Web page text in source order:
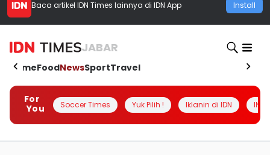
Baca artikel IDN Times lainnya di IDN App Install
JABAR
HomeFoodNewsSportTravel
For
You
Soccer Times Yuk Pilih ! Iklanin di IDN